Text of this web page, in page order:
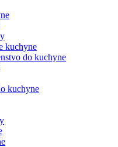
kuchyne
do kuchyne
kuchyne